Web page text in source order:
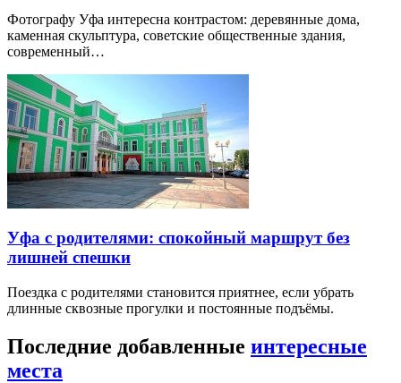
Фотографу Уфа интересна контрастом: деревянные дома,
каменная скульптура, советские общественные здания,
современный…
Уфа с родителями: спокойный маршрут без
лишней спешки
Поездка с родителями становится приятнее, если убрать
длинные сквозные прогулки и постоянные подъёмы.
Последние добавленные интересные
места